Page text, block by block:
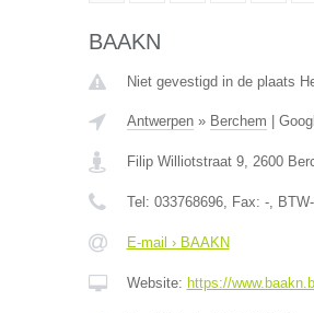
BAAKN
Niet gevestigd in de plaats
Antwerpen» Berchem
Filip Williotstraat 9, 2600
Tel: 033768696, Fax: -,
E-mail › BAAKN
Website: https://